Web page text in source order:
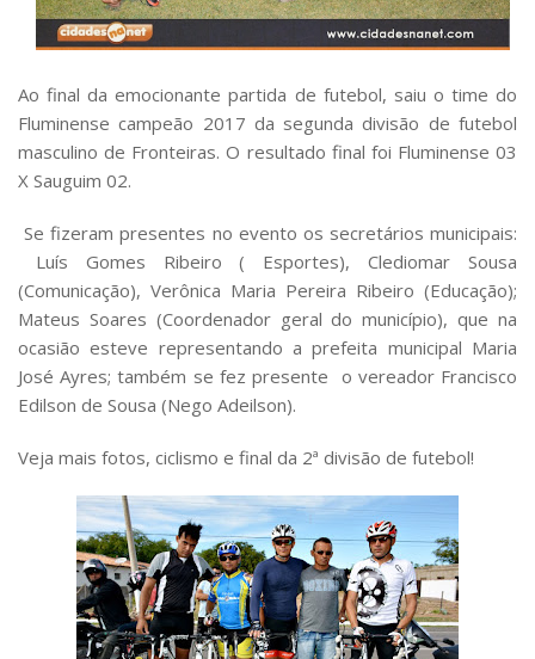
Ao final da emocionante partida de futebol, saiu o time do
Fluminense campeão 2017 da segunda divisão de futebol
masculino de Fronteiras. O resultado final foi Fluminense 03
X Sauguim 02.
Se fizeram presentes no evento os secretários municipais:
Luís Gomes Ribeiro ( Esportes), Clediomar Sousa
(Comunicação), Verônica Maria Pereira Ribeiro (Educação);
Mateus Soares (Coordenador geral do município), que na
ocasião esteve representando a prefeita municipal Maria
José Ayres; também se fez presente o vereador Francisco
Edilson de Sousa (Nego Adeilson).
Veja mais fotos, ciclismo e final da 2ª divisão de futebol!